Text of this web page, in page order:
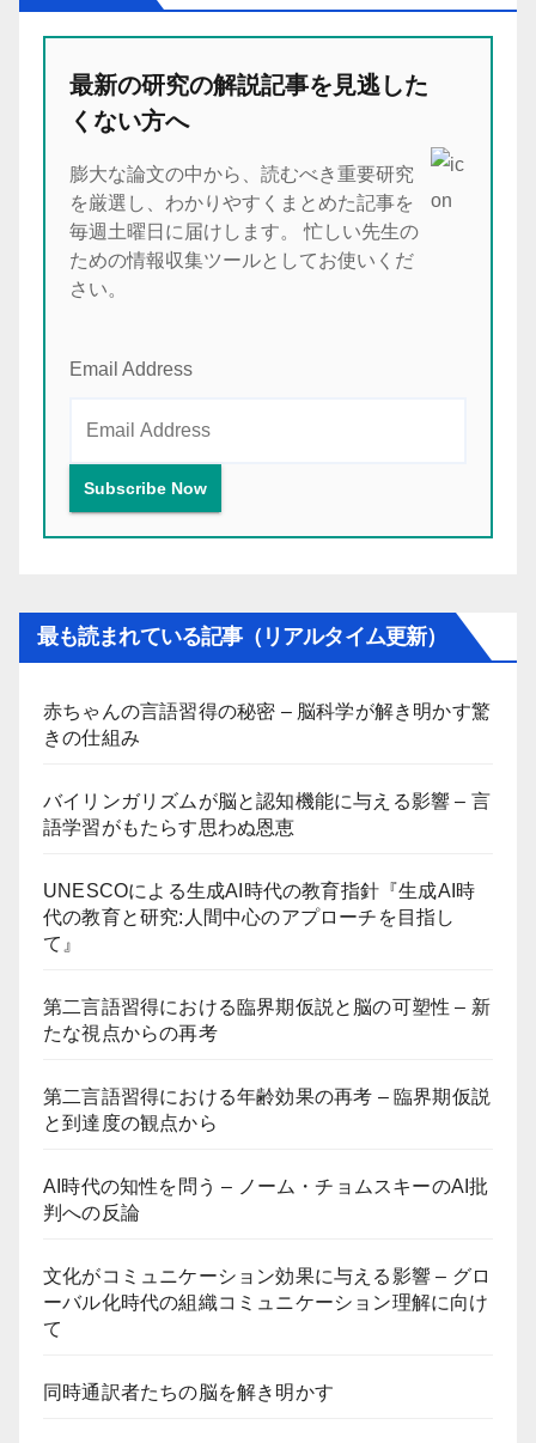
最新の研究の解説記事を見逃した
くない方へ
膨大な論文の中から、読むべき重要研究
を厳選し、わかりやすくまとめた記事を
毎週土曜日に届けします。 忙しい先生の
ための情報収集ツールとしてお使いくだ
さい。
Email Address
最も読まれている記事（リアルタイム更新）
赤ちゃんの言語習得の秘密 – 脳科学が解き明かす驚
きの仕組み
バイリンガリズムが脳と認知機能に与える影響 – 言
語学習がもたらす思わぬ恩恵
UNESCOによる生成AI時代の教育指針『生成AI時
代の教育と研究:人間中心のアプローチを目指し
て』
第二言語習得における臨界期仮説と脳の可塑性 – 新
たな視点からの再考
第二言語習得における年齢効果の再考 – 臨界期仮説
と到達度の観点から
AI時代の知性を問う – ノーム・チョムスキーのAI批
判への反論
文化がコミュニケーション効果に与える影響 – グロ
ーバル化時代の組織コミュニケーション理解に向け
て
同時通訳者たちの脳を解き明かす